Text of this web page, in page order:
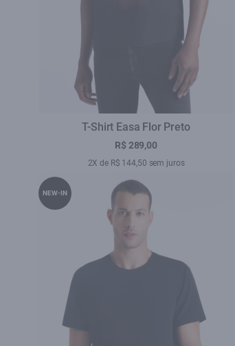
T-Shirt Easa Flor Preto
R$ 289,00
2X de R$ 144,50 sem juros
NEW-IN